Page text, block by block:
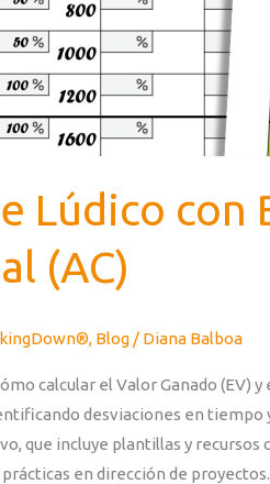
Lúdico con
(AC)
, Blog / Diana Balboa
calcular el Valor Ganado (EV)
desviaciones en
que incluye plantillas y
en dirección de proyectos.